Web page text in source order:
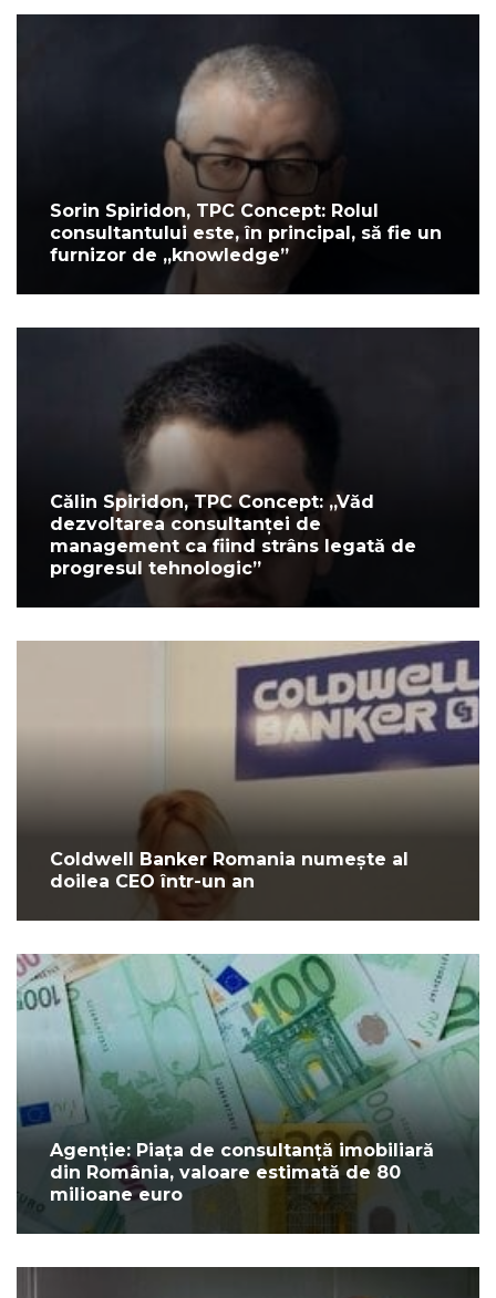
Sorin Spiridon, TPC Concept: Rolul
consultantului este, în principal, să fie un
furnizor de „knowledge”
Călin Spiridon, TPC Concept: „Văd
dezvoltarea consultanței de
management ca fiind strâns legată de
progresul tehnologic”
Coldwell Banker Romania numește al
doilea CEO într-un an
Agenție: Piața de consultanță imobiliară
din România, valoare estimată de 80
milioane euro